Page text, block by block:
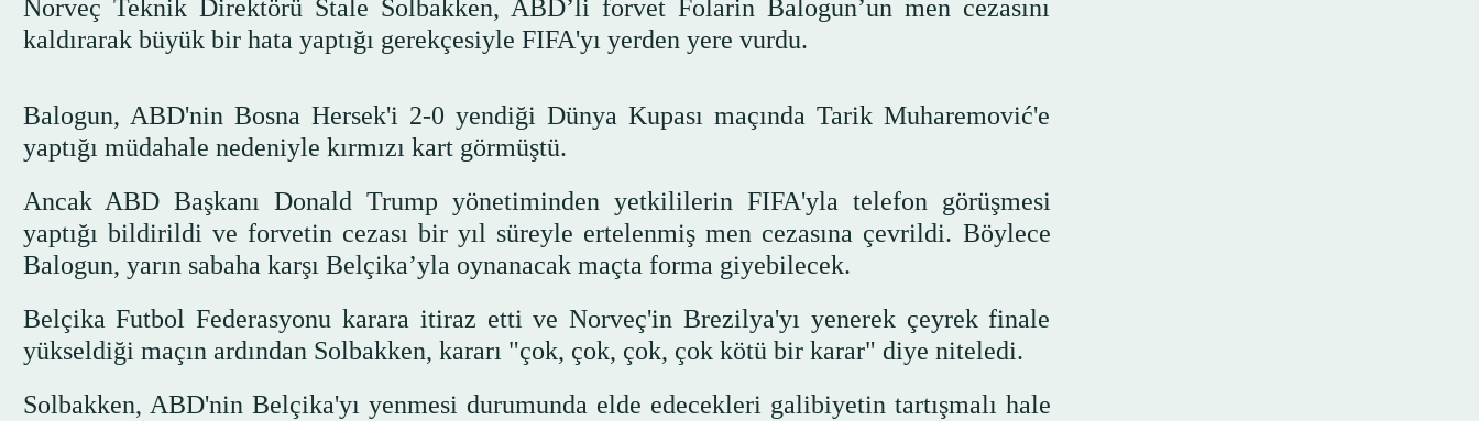
Norveç Teknik Direktörü Stale Solbakken, ABD’li forvet Folarin Balogun’un men cezasını
kaldırarak büyük bir hata yaptığı gerekçesiyle FIFA'yı yerden yere vurdu.
Balogun, ABD'nin Bosna Hersek'i 2-0 yendiği Dünya Kupası maçında Tarik Muharemović'e
yaptığı müdahale nedeniyle kırmızı kart görmüştü.
Ancak ABD Başkanı Donald Trump yönetiminden yetkililerin FIFA'yla telefon görüşmesi
yaptığı bildirildi ve forvetin cezası bir yıl süreyle ertelenmiş men cezasına çevrildi. Böylece
Balogun, yarın sabaha karşı Belçika’yla oynanacak maçta forma giyebilecek.
Belçika Futbol Federasyonu karara itiraz etti ve Norveç'in Brezilya'yı yenerek çeyrek finale
yükseldiği maçın ardından Solbakken, kararı "çok, çok, çok, çok kötü bir karar" diye niteledi.
Solbakken, ABD'nin Belçika'yı yenmesi durumunda elde edecekleri galibiyetin tartışmalı hale